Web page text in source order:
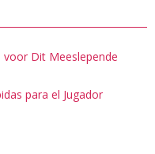
voor Dit Meeslepende
para el Jugador